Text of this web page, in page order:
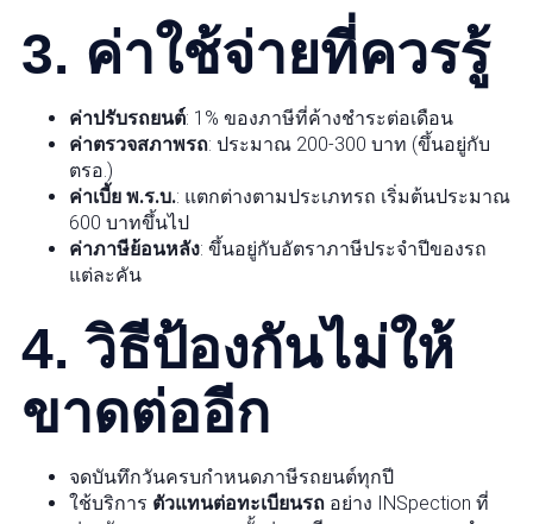
3. ค่าใช้จ่ายที่ควรรู้
ค่าปรับรถยนต์: 1% ของภาษีที่ค้างชำระต่อเดือน
ค่าตรวจสภาพรถ: ประมาณ 200-300 บาท (ขึ้นอยู่กับ
ตรอ.)
ค่าเบี้ย พ.ร.บ.: แตกต่างตามประเภทรถ เริ่มต้นประมาณ
600 บาทขึ้นไป
ค่าภาษีย้อนหลัง: ขึ้นอยู่กับอัตราภาษีประจำปีของรถ
แต่ละคัน
4. วิธีป้องกันไม่ให้
ขาดต่ออีก
จดบันทึกวันครบกำหนดภาษีรถยนต์ทุกปี
ใช้บริการ ตัวแทนต่อทะเบียนรถ อย่าง INSpection ที่